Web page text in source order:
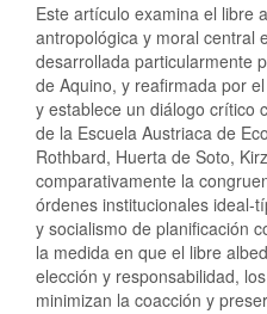
Este artículo examina el libre
antropológica y moral central
desarrollada particularmente
de Aquino, y reafirmada por
y establece un diálogo crítico
de la Escuela Austriaca de
Rothbard, Huerta de Soto,
comparativamente la
órdenes institucionales
y socialismo de planificación
la medida en que el libre
elección y responsabilidad,
minimizan la coacción y